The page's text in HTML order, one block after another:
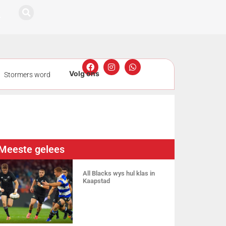
Stormers word
gelees
All Blacks wys hul klas in
Kaapstad